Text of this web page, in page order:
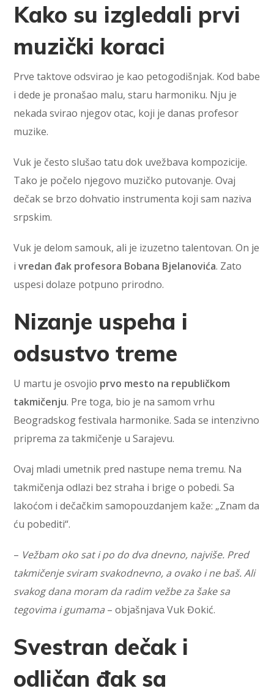
Kako su izgledali prvi
muzički koraci
Prve taktove odsvirao je kao petogodišnjak. Kod babe
i dede je pronašao malu, staru harmoniku. Nju je
nekada svirao njegov otac, koji je danas profesor
muzike.
Vuk je često slušao tatu dok uvežbava kompozicije.
Tako je počelo njegovo muzičko putovanje. Ovaj
dečak se brzo dohvatio instrumenta koji sam naziva
srpskim.
Vuk je delom samouk, ali je izuzetno talentovan. On je
ivredan đak profesora Bobana Bjelanovića. Zato
uspesi dolaze potpuno prirodno.
Nizanje uspeha i
odsustvo treme
U martu je osvojio prvo mesto na republičkom
takmičenju. Pre toga, bio je na samom vrhu
Beogradskog festivala harmonike. Sada se intenzivno
priprema za takmičenje u Sarajevu.
Ovaj mladi umetnik pred nastupe nema tremu. Na
takmičenja odlazi bez straha i brige o pobedi. Sa
lakoćom i dečačkim samopouzdanjem kaže: „Znam da
ću pobediti“.
– Vežbam oko sat i po do dva dnevno, najviše. Pred
takmičenje sviram svakodnevno, a ovako i ne baš. Ali
svakog dana moram da radim vežbe za šake sa
tegovima i gumama – objašnjava Vuk Đokić.
Svestran dečak i
odličan đak sa